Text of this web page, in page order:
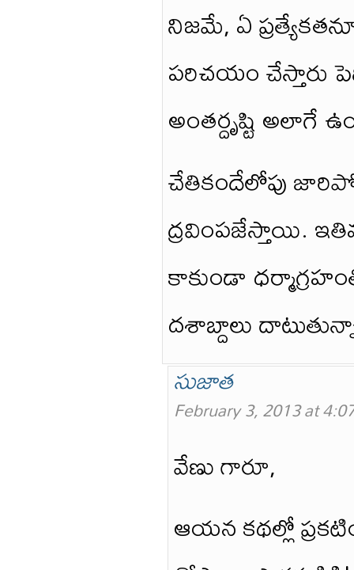
నిజమే, ఏ
పరిచయం చేస్తారు
అంతర్దృష్టి అలాగే
చేతికందేలోపు
ద్రవింపజేస్తాయి.
కాకుండా
దశాబ్దాలు
సుజాత
February 3, 2013 at
వేణు గారూ,
ఆయన కథల్లో